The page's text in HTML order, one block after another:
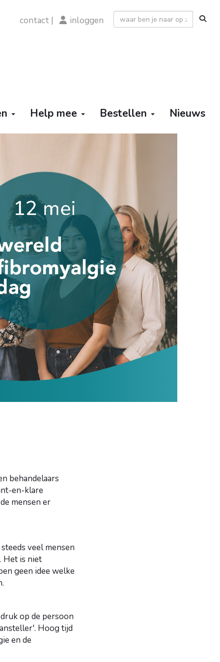
contact | inloggen
Help mee Bestellen Nieuws
behandelaars
en-klare
mensen er
veel mensen
Het is niet
geen idee welke
op de persoon
Hoog tijd
en de